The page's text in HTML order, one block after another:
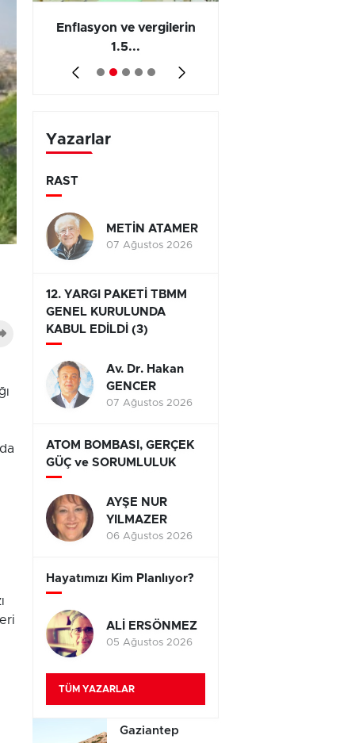
Enflasyon ve vergilerin
1.5...
Yazarlar
RAST
METİN ATAMER
07 Ağustos 2026
12. YARGI PAKETİ TBMM
GENEL KURULUNDA
KABUL EDİLDİ (3)
Av. Dr. Hakan
GENCER
07 Ağustos 2026
ATOM BOMBASI, GERÇEK
GÜÇ ve SORUMLULUK
AYŞE NUR
YILMAZER
06 Ağustos 2026
Hayatımızı Kim Planlıyor?
ALİ ERSÖNMEZ
05 Ağustos 2026
TÜM YAZARLAR
Gaziantep